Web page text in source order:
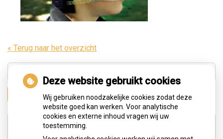
« Terug naar het overzicht
Zoeken
Adresgegevens
Deze website gebruikt cookies
Wij gebruiken noodzakelijke cookies zodat deze
website goed kan werken. Voor analytische
cookies en externe inhoud vragen wij uw
toestemming.